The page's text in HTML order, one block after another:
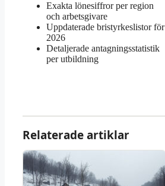
Exakta lönesiffror per region
och arbetsgivare
Uppdaterade bristyrkeslistor för
2026
Detaljerade antagningsstatistik
per utbildning
Relaterade artiklar